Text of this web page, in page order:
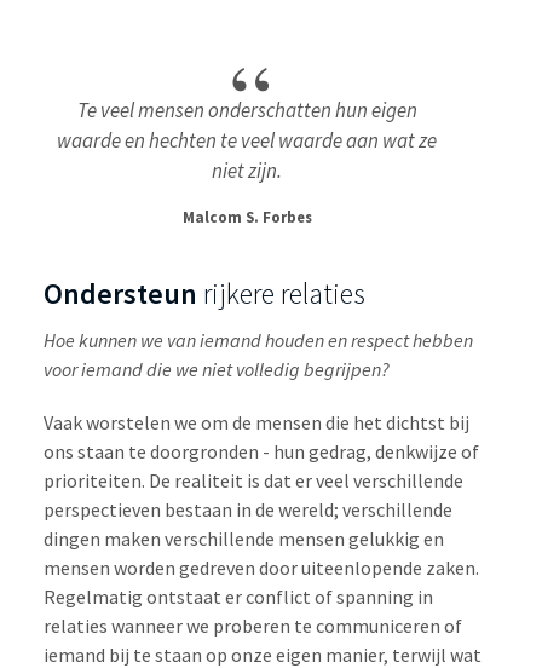
Te veel mensen onderschatten hun eigen
waarde en hechten te veel waarde aan wat ze
niet zijn.
Malcom S. Forbes
Ondersteun rijkere relaties
Hoe kunnen we van iemand houden en respect hebben
voor iemand die we niet volledig begrijpen?
Vaak worstelen we om de mensen die het dichtst bij
ons staan te doorgronden - hun gedrag, denkwijze of
prioriteiten. De realiteit is dat er veel verschillende
perspectieven bestaan in de wereld; verschillende
dingen maken verschillende mensen gelukkig en
mensen worden gedreven door uiteenlopende zaken.
Regelmatig ontstaat er conflict of spanning in
relaties wanneer we proberen te communiceren of
iemand bij te staan op onze eigen manier, terwijl wat